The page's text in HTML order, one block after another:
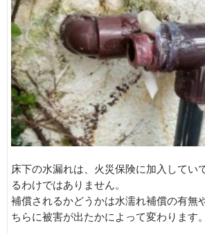
床下の水漏れは、火災保険に加入してい
るわけではありません。
補償されるかどうかは水濡れ補償の有無
ちらに被害が出たかによって変わります。